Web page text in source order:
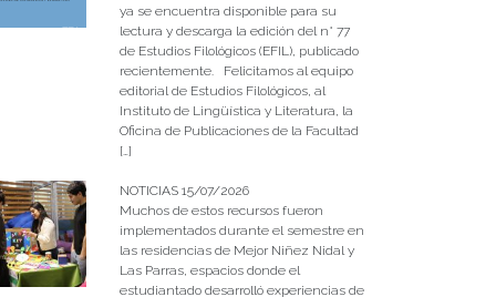
ya se encuentra disponible para su
lectura y descarga la edición del n° 77
de Estudios Filológicos (EFIL), publicado
recientemente. Felicitamos al equipo
editorial de Estudios Filológicos, al
Instituto de Lingüística y Literatura, la
Oficina de Publicaciones de la Facultad
[…]
NOTICIAS 15/07/2026
Muchos de estos recursos fueron
implementados durante el semestre en
las residencias de Mejor Niñez Nidal y
Las Parras, espacios donde el
estudiantado desarrolló experiencias de